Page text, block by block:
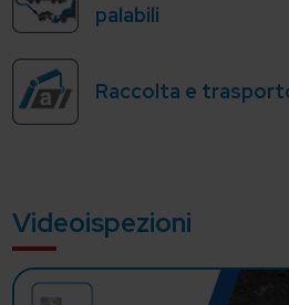
palabili
Raccolta e
Videoispezioni